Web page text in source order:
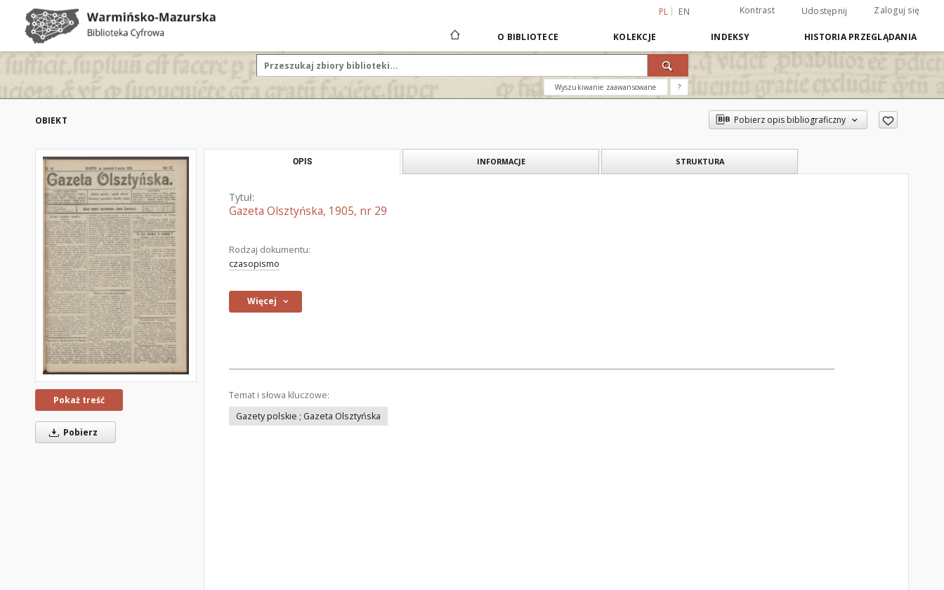
PL EN Kontrast Udostępnij Zaloguj się
O BIBLIOTECE KOLEKCJE INDEKSY HISTORIA PRZEGLĄDANIA
Wyszukiwanie zaawansowane ?
OBIEKT Pobierz opis bibliograficzny
Pokaż treść
Pobierz
OPIS INFORMACJE STRUKTURA
Tytuł:
Gazeta Olsztyńska, 1905, nr 29
Rodzaj dokumentu:
czasopismo
Więcej
Temat i słowa kluczowe:
Gazety polskie ; Gazeta Olsztyńska